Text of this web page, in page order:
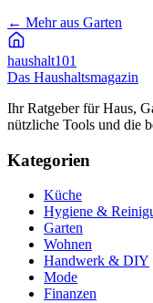
← Mehr aus Garten
haushalt101
Das Haushaltsmagazin
Ihr Ratgeber für Haus,
nützliche Tools und die
Kategorien
Küche
Hygiene &
Garten
Wohnen
Handwerk & DIY
Mode
Finanzen